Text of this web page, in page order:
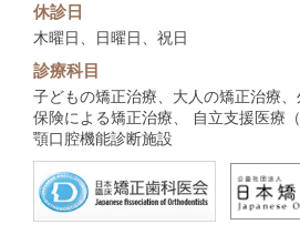
休診日
木曜日、日曜日、祝日
診療科目
子どもの矯正治療、大人の矯正治療
保険による矯正治療、
自立支援医療
顎口腔機能診断施設